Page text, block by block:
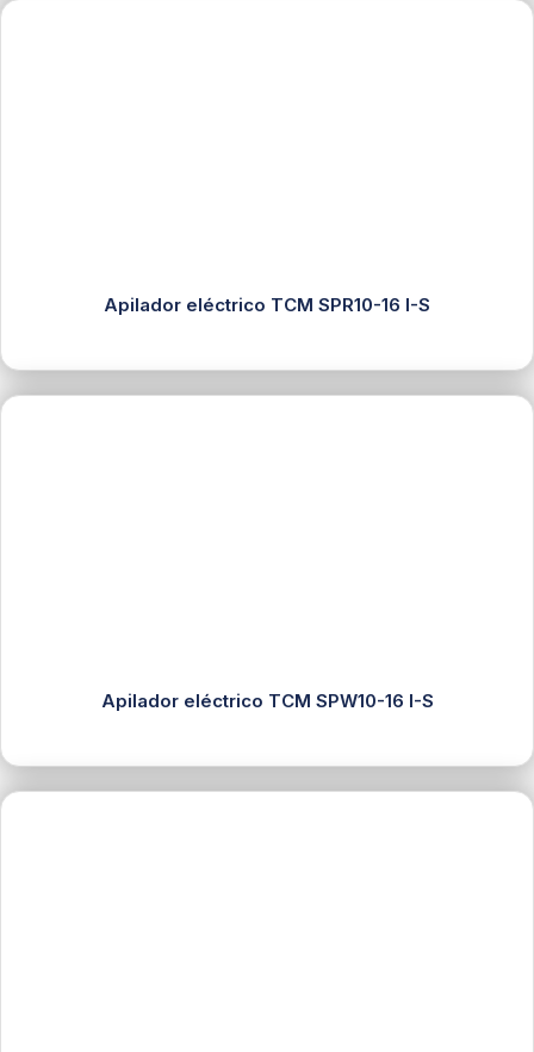
Apilador eléctrico TCM SPR10-16 I-S
Apilador eléctrico TCM SPW10-16 I-S